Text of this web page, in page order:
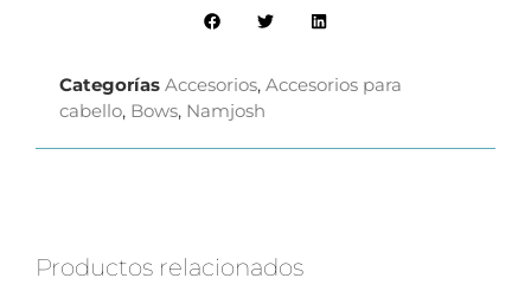
Categorías Accesorios, Accesorios para
cabello, Bows, Namjosh
Productos relacionados